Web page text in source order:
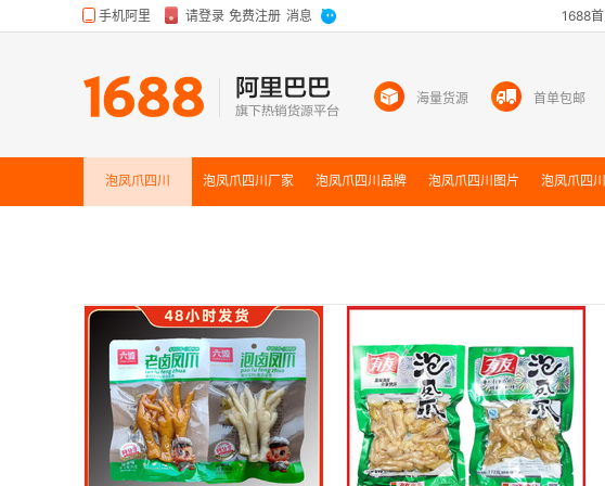
海量货源 首单包邮
泡凤爪四川 泡凤爪四川 厂家 泡凤爪四川 品牌 泡凤爪四川 图片 泡凤爪四川